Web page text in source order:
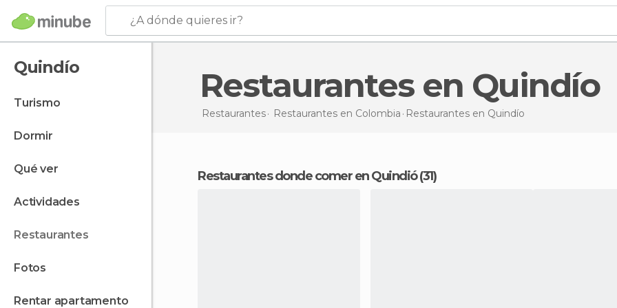
¿A dónde quieres ir?
Quindío
turismo
dormir
qué ver
actividades
restaurantes
fotos
rentar apartamento
Restaurantes en Quindío
Restaurantes Restaurantes en Colombia Restaurantes en Quindío
Restaurantes donde comer en Quindió (31)